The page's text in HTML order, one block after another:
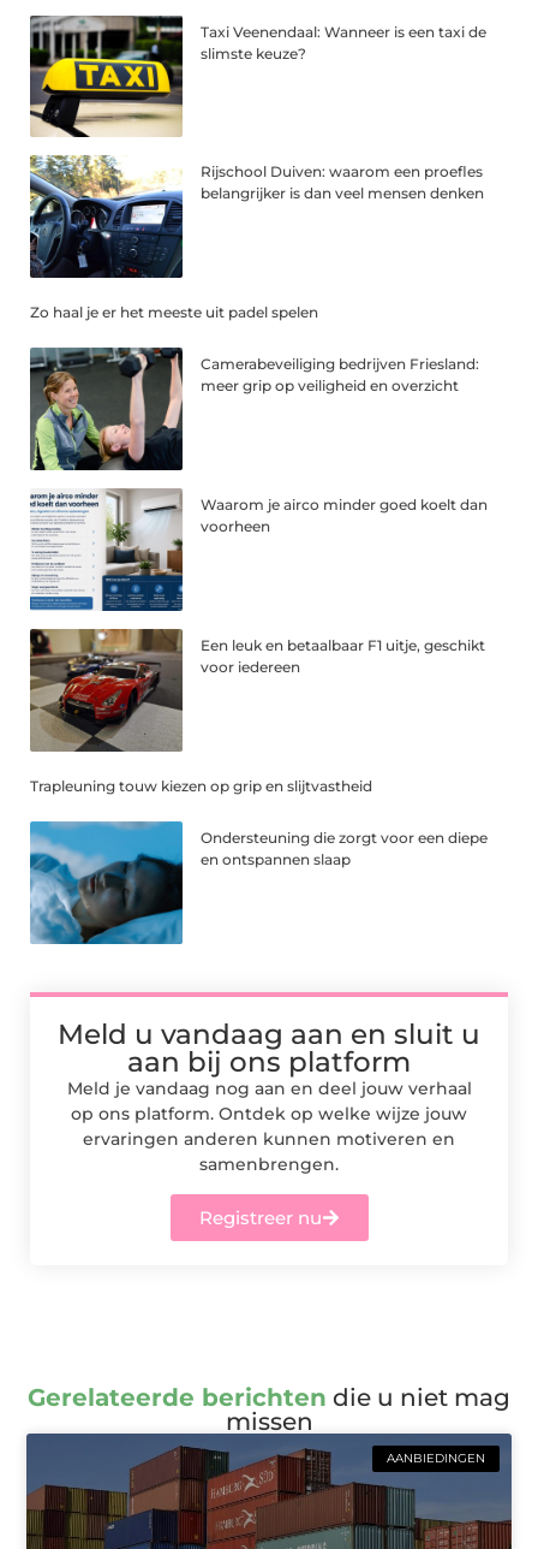
Taxi Veenendaal: Wanneer is een taxi de
slimste keuze?
Rijschool Duiven: waarom een proefles
belangrijker is dan veel mensen denken
Zo haal je er het meeste uit padel spelen
Camerabeveiliging bedrijven Friesland:
meer grip op veiligheid en overzicht
Waarom je airco minder goed koelt dan
voorheen
Een leuk en betaalbaar F1 uitje, geschikt
voor iedereen
Trapleuning touw kiezen op grip en slijtvastheid
Ondersteuning die zorgt voor een diepe
en ontspannen slaap
Meld u vandaag aan en sluit u
aan bij ons platform
Meld je vandaag nog aan en deel jouw verhaal
op ons platform. Ontdek op welke wijze jouw
ervaringen anderen kunnen motiveren en
samenbrengen.
Registreer nu
Gerelateerde berichten die u niet mag
missen
AANBIEDINGEN